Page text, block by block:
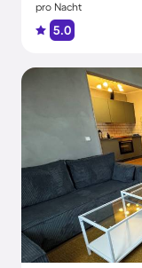
pro Nacht
5.0